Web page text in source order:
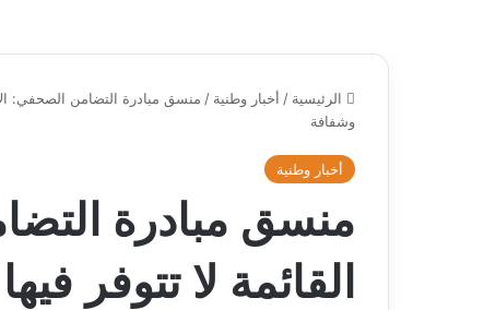
الرئيسية / أخبار وطنية / منسق مبادرة التضامن الصحفي:
وشفافة
أخبار وطنية
منسق مبادرة
القائمة لا تتوفر